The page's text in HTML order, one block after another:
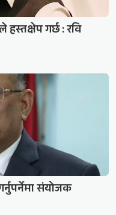
गर्छ : रवि
संयोजक